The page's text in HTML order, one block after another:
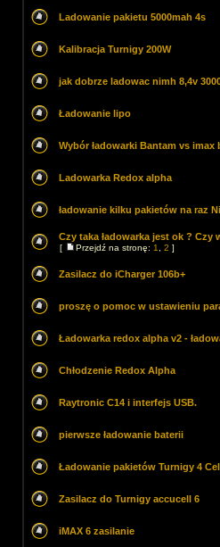
Ladowanie pakietu 5000mah 4s
Kalibracja Turnigy 200W
jak dobrze ladowac nimh 8,4v
Ładowanie lipo
Wybór ładowarki Bantam vs imax
Ladowarka Redox alpha
ładowanie kilku pakietów na raz
Czy taka ładowarka jest ok ? Czy
[ Przejdź na stronę: 1 2 ]
Zasilacz do iCharger 106b+
proszę o pomoc w ustawieniu
Ładowarka redox alpha v2 -
Chłodzenie Redox Alpha
Raytronic C14 i interfejs USB.
pierwsze ładowanie baterii
Ładowanie pakietów Turnigy 4
Zasilacz do Turnigy accucell 6
iMAX 6 zasilanie